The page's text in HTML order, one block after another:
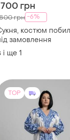
грн
грн -6%
костюм
замовлення
і ще 1
TOP